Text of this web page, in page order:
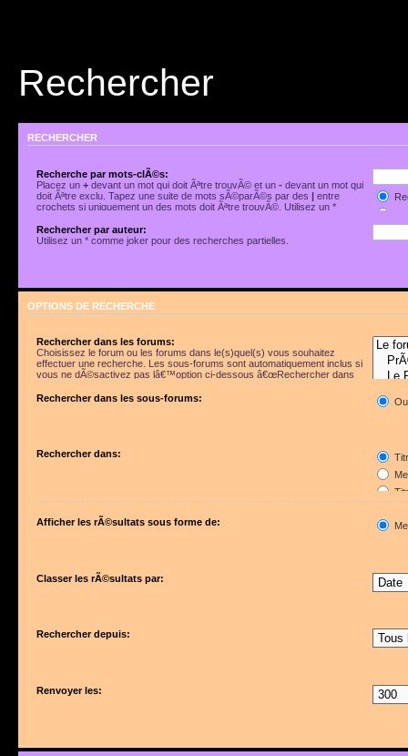
Rechercher
RECHERCHER
Recherche par mots-clÃ©s:
Placez un+ devant un mot qui doit Ãªtre trouvÃ© et un- devant un mot qui
doit Ãªtre exclu. Tapez une suite de mots sÃ©parÃ©s par des| entre
crochets si uniquement un des mots doit Ãªtre trouvÃ©. Utilisez un *
Rechercher par auteur:
Utilisez un * comme joker pour des recherches partielles.
OPTIONS DE RECHERCHE
Rechercher dans les forums:
Choisissez le forum ou les forums dans le(s)quel(s) vous souhaitez
effectuer une recherche. Les sous-forums sont automatiquement inclus si
vous ne dÃ©sactivez pas lâ€™option ci-dessous â€œRechercher dans
Rechercher dans les sous-forums:
Rechercher dans:
Afficher les rÃ©sultats sous forme de:
Classer les rÃ©sultats par:
Rechercher depuis:
Renvoyer les: